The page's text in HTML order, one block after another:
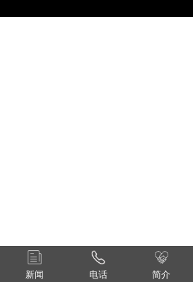
新闻 电话 简介